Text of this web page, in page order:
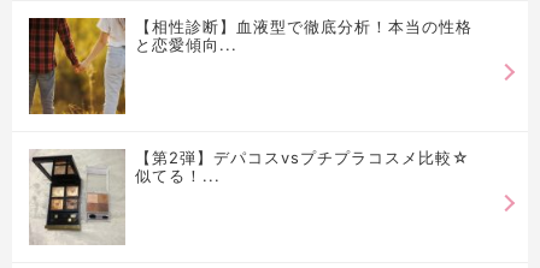
【相性診断】血液型で徹底分析！本当の性格
と恋愛傾向...
【第2弾】デパコスvsプチプラコスメ比較☆
似てる！...